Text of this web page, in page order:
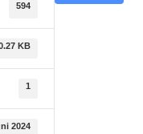
594
KB
1
2024